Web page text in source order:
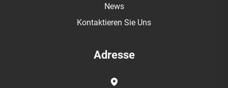
News
Kontaktieren Sie Uns
Adresse